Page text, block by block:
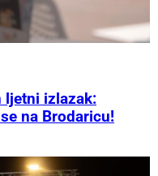
ljetni izlazak:
na Brodaricu!